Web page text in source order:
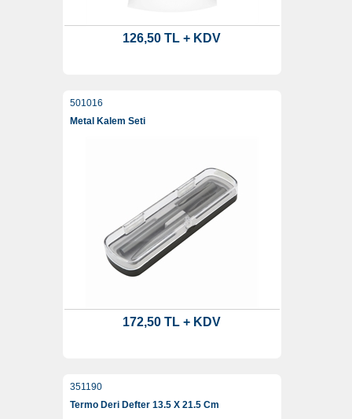
126,50 TL + KDV
501016
Metal Kalem Seti
172,50 TL + KDV
351190
Termo Deri Defter 13.5 X 21.5 Cm